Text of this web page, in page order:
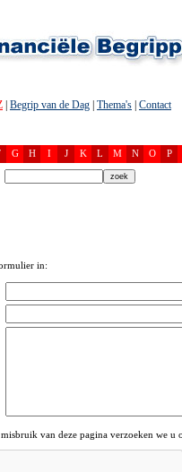
Begrip van de Dag Thema's Contact
G H I J K L M N O P
in:
van deze pagina verzoeken we u